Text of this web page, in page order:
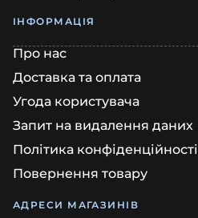
ІНФОРМАЦІЯ
Про нас
Доставка та оплата
Угода користувача
Запит на видалення даних
Політика конфіденційності
Повернення товару
АДРЕСИ МАГАЗИНІВ